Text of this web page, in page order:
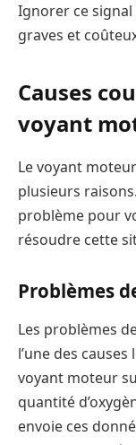
Ignorer ce
graves et
Causes
voyant
Le voyant
plusieurs
problème pour
résoudre cette
Problèmes
Les problèmes
l’une des
voyant moteur
quantité
envoie ces